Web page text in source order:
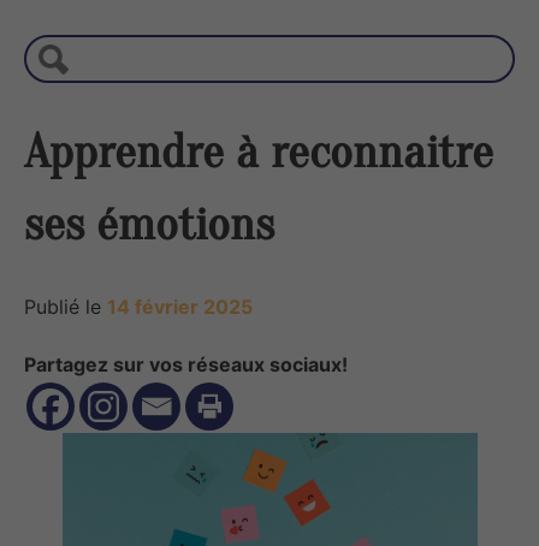
c
h
c
e
Apprendre à reconnaitre
ses émotions
Publié le 14 février 2025
Partagez sur vos réseaux sociaux!